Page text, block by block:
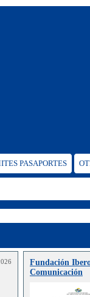
PASAPORTES
Fundación
Comunicación